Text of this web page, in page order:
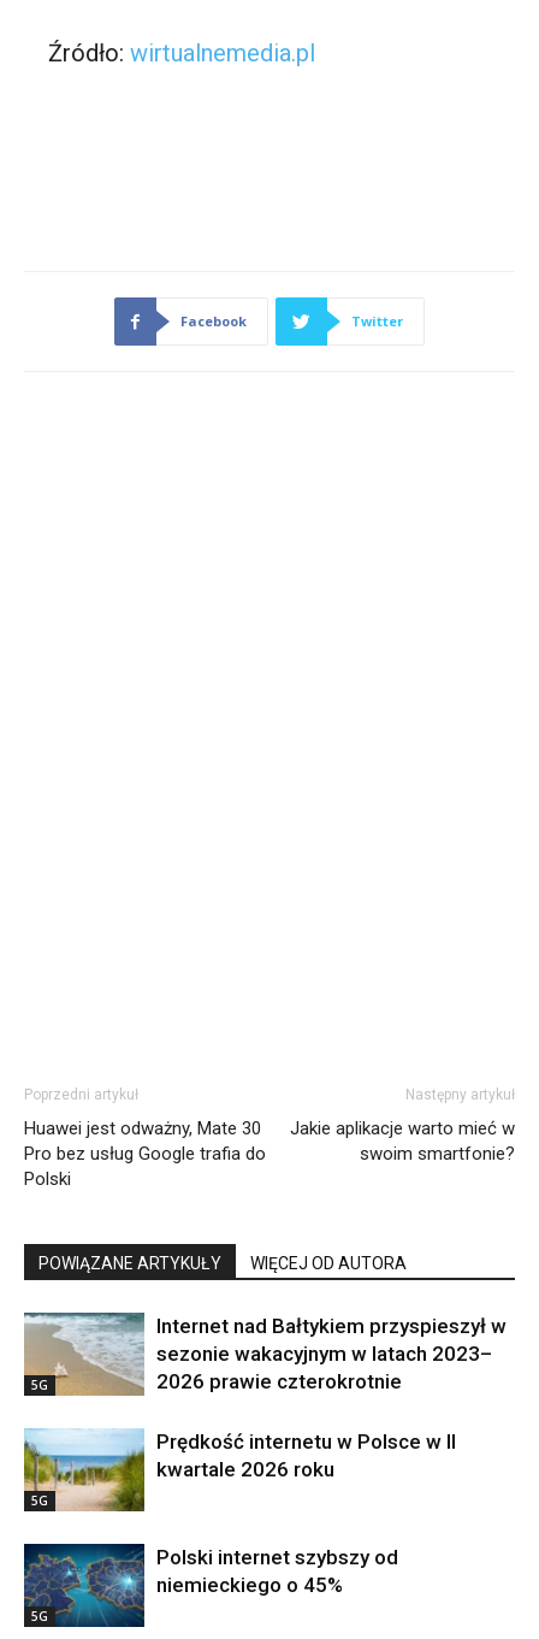
Źródło:wirtualnemedia.pl
Facebook Twitter
Poprzedni artykuł
Huawei jest odważny, Mate 30
Pro bez usług Google trafia do
Polski
Następny artykuł
Jakie aplikacje warto mieć w
swoim smartfonie?
POWIĄZANE ARTYKUŁY WIĘCEJ OD AUTORA
5G
Internet nad Bałtykiem przyspieszył w
sezonie wakacyjnym w latach 2023–
2026 prawie czterokrotnie
5G
Prędkość internetu w Polsce w II
kwartale 2026 roku
5G
Polski internet szybszy od
niemieckiego o 45%